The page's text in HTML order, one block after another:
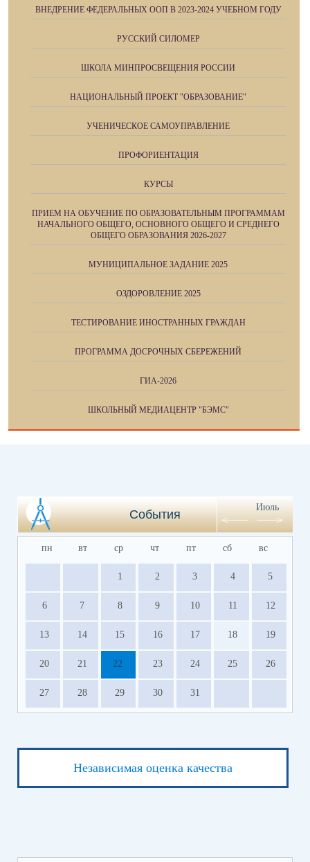
ВНЕДРЕНИЕ ФЕДЕРАЛЬНЫХ ООП В 2023-2024 УЧЕБНОМ ГОДУ
РУССКИЙ СИЛОМЕР
ШКОЛА МИНПРОСВЕЩЕНИЯ РОССИИ
НАЦИОНАЛЬНЫЙ ПРОЕКТ "ОБРАЗОВАНИЕ"
УЧЕНИЧЕСКОЕ САМОУПРАВЛЕНИЕ
ПРОФОРИЕНТАЦИЯ
КУРСЫ
ПРИЕМ НА ОБУЧЕНИЕ ПО ОБРАЗОВАТЕЛЬНЫМ ПРОГРАММАМ
НАЧАЛЬНОГО ОБЩЕГО, ОСНОВНОГО ОБЩЕГО И СРЕДНЕГО
ОБЩЕГО ОБРАЗОВАНИЯ 2026-2027
МУНИЦИПАЛЬНОЕ ЗАДАНИЕ 2025
ОЗДОРОВЛЕНИЕ 2025
ТЕСТИРОВАНИЕ ИНОСТРАННЫХ ГРАЖДАН
ПРОГРАММА ДОСРОЧНЫХ СБЕРЕЖЕНИЙ
ГИА-2026
ШКОЛЬНЫЙ МЕДИАЦЕНТР "БЭМС"
События
Июль
пн вт ср чт пт сб вс
1 2 3 4 5
6 7 8 9 10 11 12
13 14 15 16 17 18 19
20 21 22 23 24 25 26
27 28 29 30 31
Независимая оценка качества